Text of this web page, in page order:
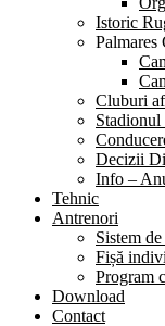
Istoric
Palmares
Cluburi
Decizii
Info –
Tehnic
Antrenori
Sistem
Fișă
Program
Download
Contact